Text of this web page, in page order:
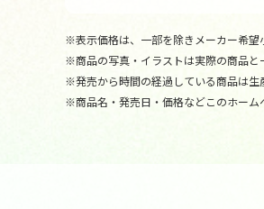
※表示価格は、一部を除きメーカー希望
※商品の写真・イラストは実際の商品と
※発売から時間の経過している商品は生
※商品名・発売日・価格などこのホーム